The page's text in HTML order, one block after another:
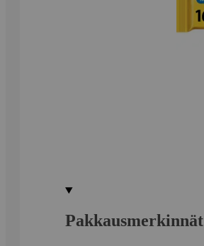
Pakkausmerkinnät